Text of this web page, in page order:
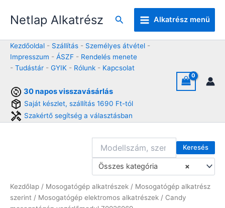
Netlap Alkatrész Keresés Alkatrész menü
Kezdőoldal - Szállítás - Személyes átvétel -
Impresszum - ÁSZF - Rendelés menete
- Tudástár - GYIK - Rólunk - Kapcsolat
30 napos visszavásárlás
Saját készlet, szállítás 1690 Ft-tól
Szakértő segítség a választásban
Keresés
×
Összes kategória
Kezdőlap / Mosogatógép alkatrészek / Mosogatógép alkatrész
szerint / Mosogatógép elektromos alkatrészek / Candy